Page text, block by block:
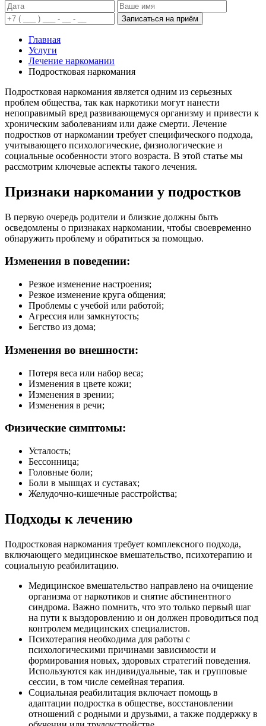
Записаться на приём
Главная
Услуги
Лечение наркомании
Подростковая наркомания
Подростковая наркомания является одним из серьезных
проблем общества, так как наркотики могут нанести
непоправимый вред развивающемуся организму и привести к
хроническим заболеваниям или даже смерти. Лечение
подростков от наркомании требует специфического подхода,
учитывающего психологические, физиологические и
социальные особенности этого возраста. В этой статье мы
рассмотрим ключевые аспекты такого лечения.
Признаки наркомании у подростков
В первую очередь родители и близкие должны быть
осведомлены о признаках наркомании, чтобы своевременно
обнаружить проблему и обратиться за помощью.
Изменения в поведении:
Резкое изменение настроения;
Резкое изменение круга общения;
Проблемы с учебой или работой;
Агрессия или замкнутость;
Бегство из дома;
Изменения во внешности:
Потеря веса или набор веса;
Изменения в цвете кожи;
Изменения в зрении;
Изменения в речи;
Физические симптомы:
Усталость;
Бессонница;
Головные боли;
Боли в мышцах и суставах;
Желудочно-кишечные расстройства;
Подходы к лечению
Подростковая наркомания требует комплексного подхода,
включающего медицинское вмешательство, психотерапию и
социальную реабилитацию.
Медицинское вмешательство направлено на очищение
организма от наркотиков и снятие абстинентного
синдрома. Важно помнить, что это только первый шаг
на пути к выздоровлению и он должен проводиться под
контролем медицинских специалистов.
Психотерапия необходима для работы с
психологическими причинами зависимости и
формирования новых, здоровых стратегий поведения.
Используются как индивидуальные, так и групповые
сессии, в том числе семейная терапия.
Социальная реабилитация включает помощь в
адаптации подростка в обществе, восстановлении
отношений с родными и друзьями, а также поддержку в